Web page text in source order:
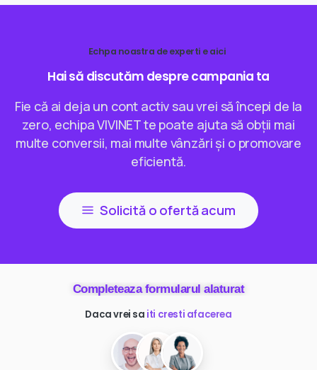
Echpa noastra de experti e aici
Haisă discutăm desprecampania ta
Fie că ai deja un cont activ sau vrei să începi de la
zero, echipa VIVINET te poate ajuta să obții mai
multe conversii, mai multe vânzări și o promovare
eficientă.
Solicită o ofertă acum
Completeaza formularul alaturat
Daca vrei sa ai mai multi clienti